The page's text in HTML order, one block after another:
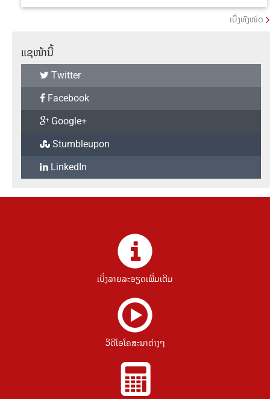
ເບິ່ງທັງໝົດ
ແຊໜ້ານີ້
Twitter
Facebook
Google+
Stumbleupon
LinkedIn
ເບິ່ງລາຍລະອຽດເພີ່ມເຕີມ
ວີດີໂອໂຄສະນາຕ່າງໆ